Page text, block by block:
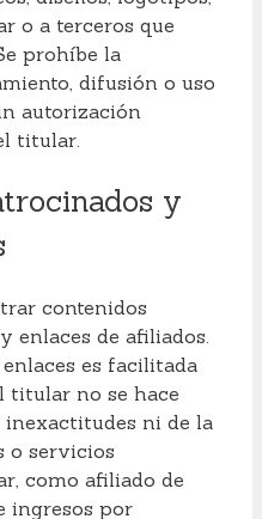
o a terceros que
prohíbe la
difusión o uso
autorización
titular.
y
contenidos
enlaces de afiliados.
es facilitada
titular no se hace
inexactitudes ni de la
o servicios
como afiliado de
ingresos por